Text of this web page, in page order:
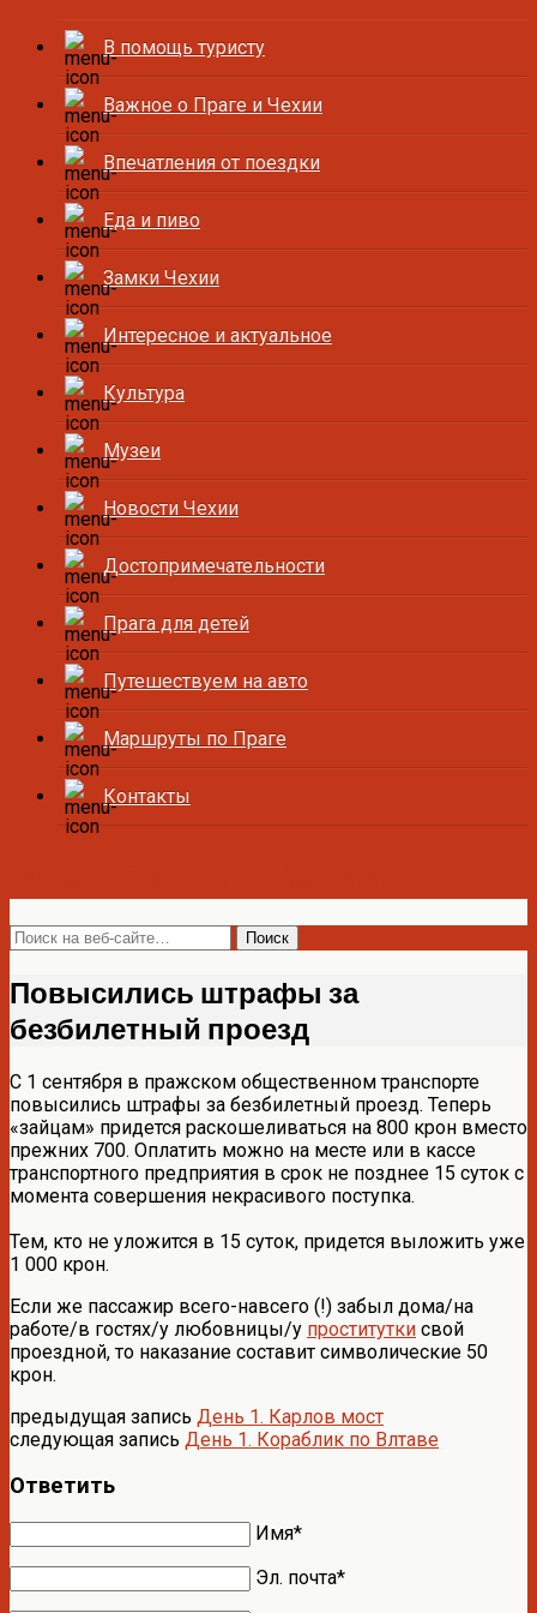
В помощь туристу
Важное о Праге и Чехии
Впечатления от поездки
Еда и пиво
Замки Чехии
Интересное и актуальное
Культура
Музеи
Новости Чехии
Достопримечательности
Прага для детей
Путешествуем на авто
Маршруты по Праге
Контакты
Повысились штрафы за
безбилетный проезд
С 1 сентября в пражском общественном транспорте
повысились штрафы за безбилетный проезд. Теперь
«зайцам» придется раскошеливаться на 800 крон вместо
прежних 700. Оплатить можно на месте или в кассе
транспортного предприятия в срок не позднее 15 суток с
момента совершения некрасивого поступка.
Тем, кто не уложится в 15 суток, придется выложить уже
1 000 крон.
Если же пассажир всего-навсего (!) забыл дома/на
работе/в гостях/у любовницы/у проститутки свой
проездной, то наказание составит символические 50
крон.
предыдущая запись День 1. Карлов мост
следующая запись День 1. Кораблик по Влтаве
Ответить
Имя*
Эл. почта*